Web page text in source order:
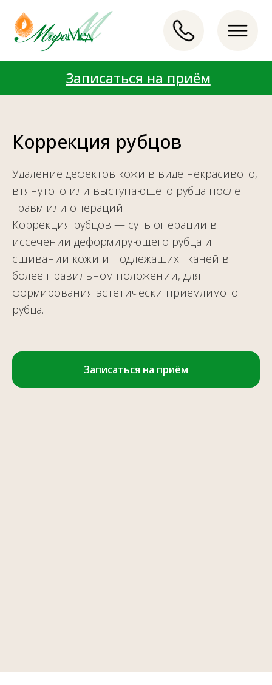
Коррекция рубцов
Удаление дефектов кожи в виде некрасивого,
втянутого или выступающего рубца после
травм или операций.
Коррекция рубцов — суть операции в
иссечении деформирующего рубца и
сшивании кожи и подлежащих тканей в
более правильном положении, для
формирования эстетически приемлимого
рубца.
Записаться на приём